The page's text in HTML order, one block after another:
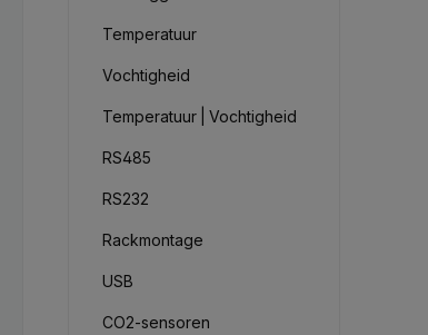
Temperatuur
Vochtigheid
Temperatuur | Vochtigheid
RS485
RS232
Rackmontage
USB
CO2-sensoren